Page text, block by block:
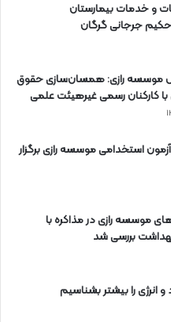
و خدمات بیمارستان
جرجانی گرگان
موسسه رازی: همسان‌سازی حقوق
کارکنان رسمی غیرهیئت علمی
استخدامی موسسه رازی برگزار
موسسه رازی در مذاکره با
بررسی شد
انرژی را بیشتر بشناسیم